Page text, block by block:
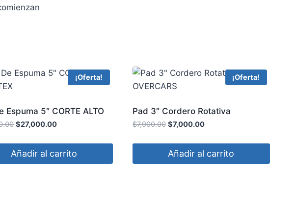
¡Oferta!
Espuma 5″ CORTE ALTO
$27,000.00
Añadir al carrito
¡Oferta!
Pad 3″ Cordero Rotativa
OVERCARS
$7,900.00 $7,000.00
Añadir al carrito